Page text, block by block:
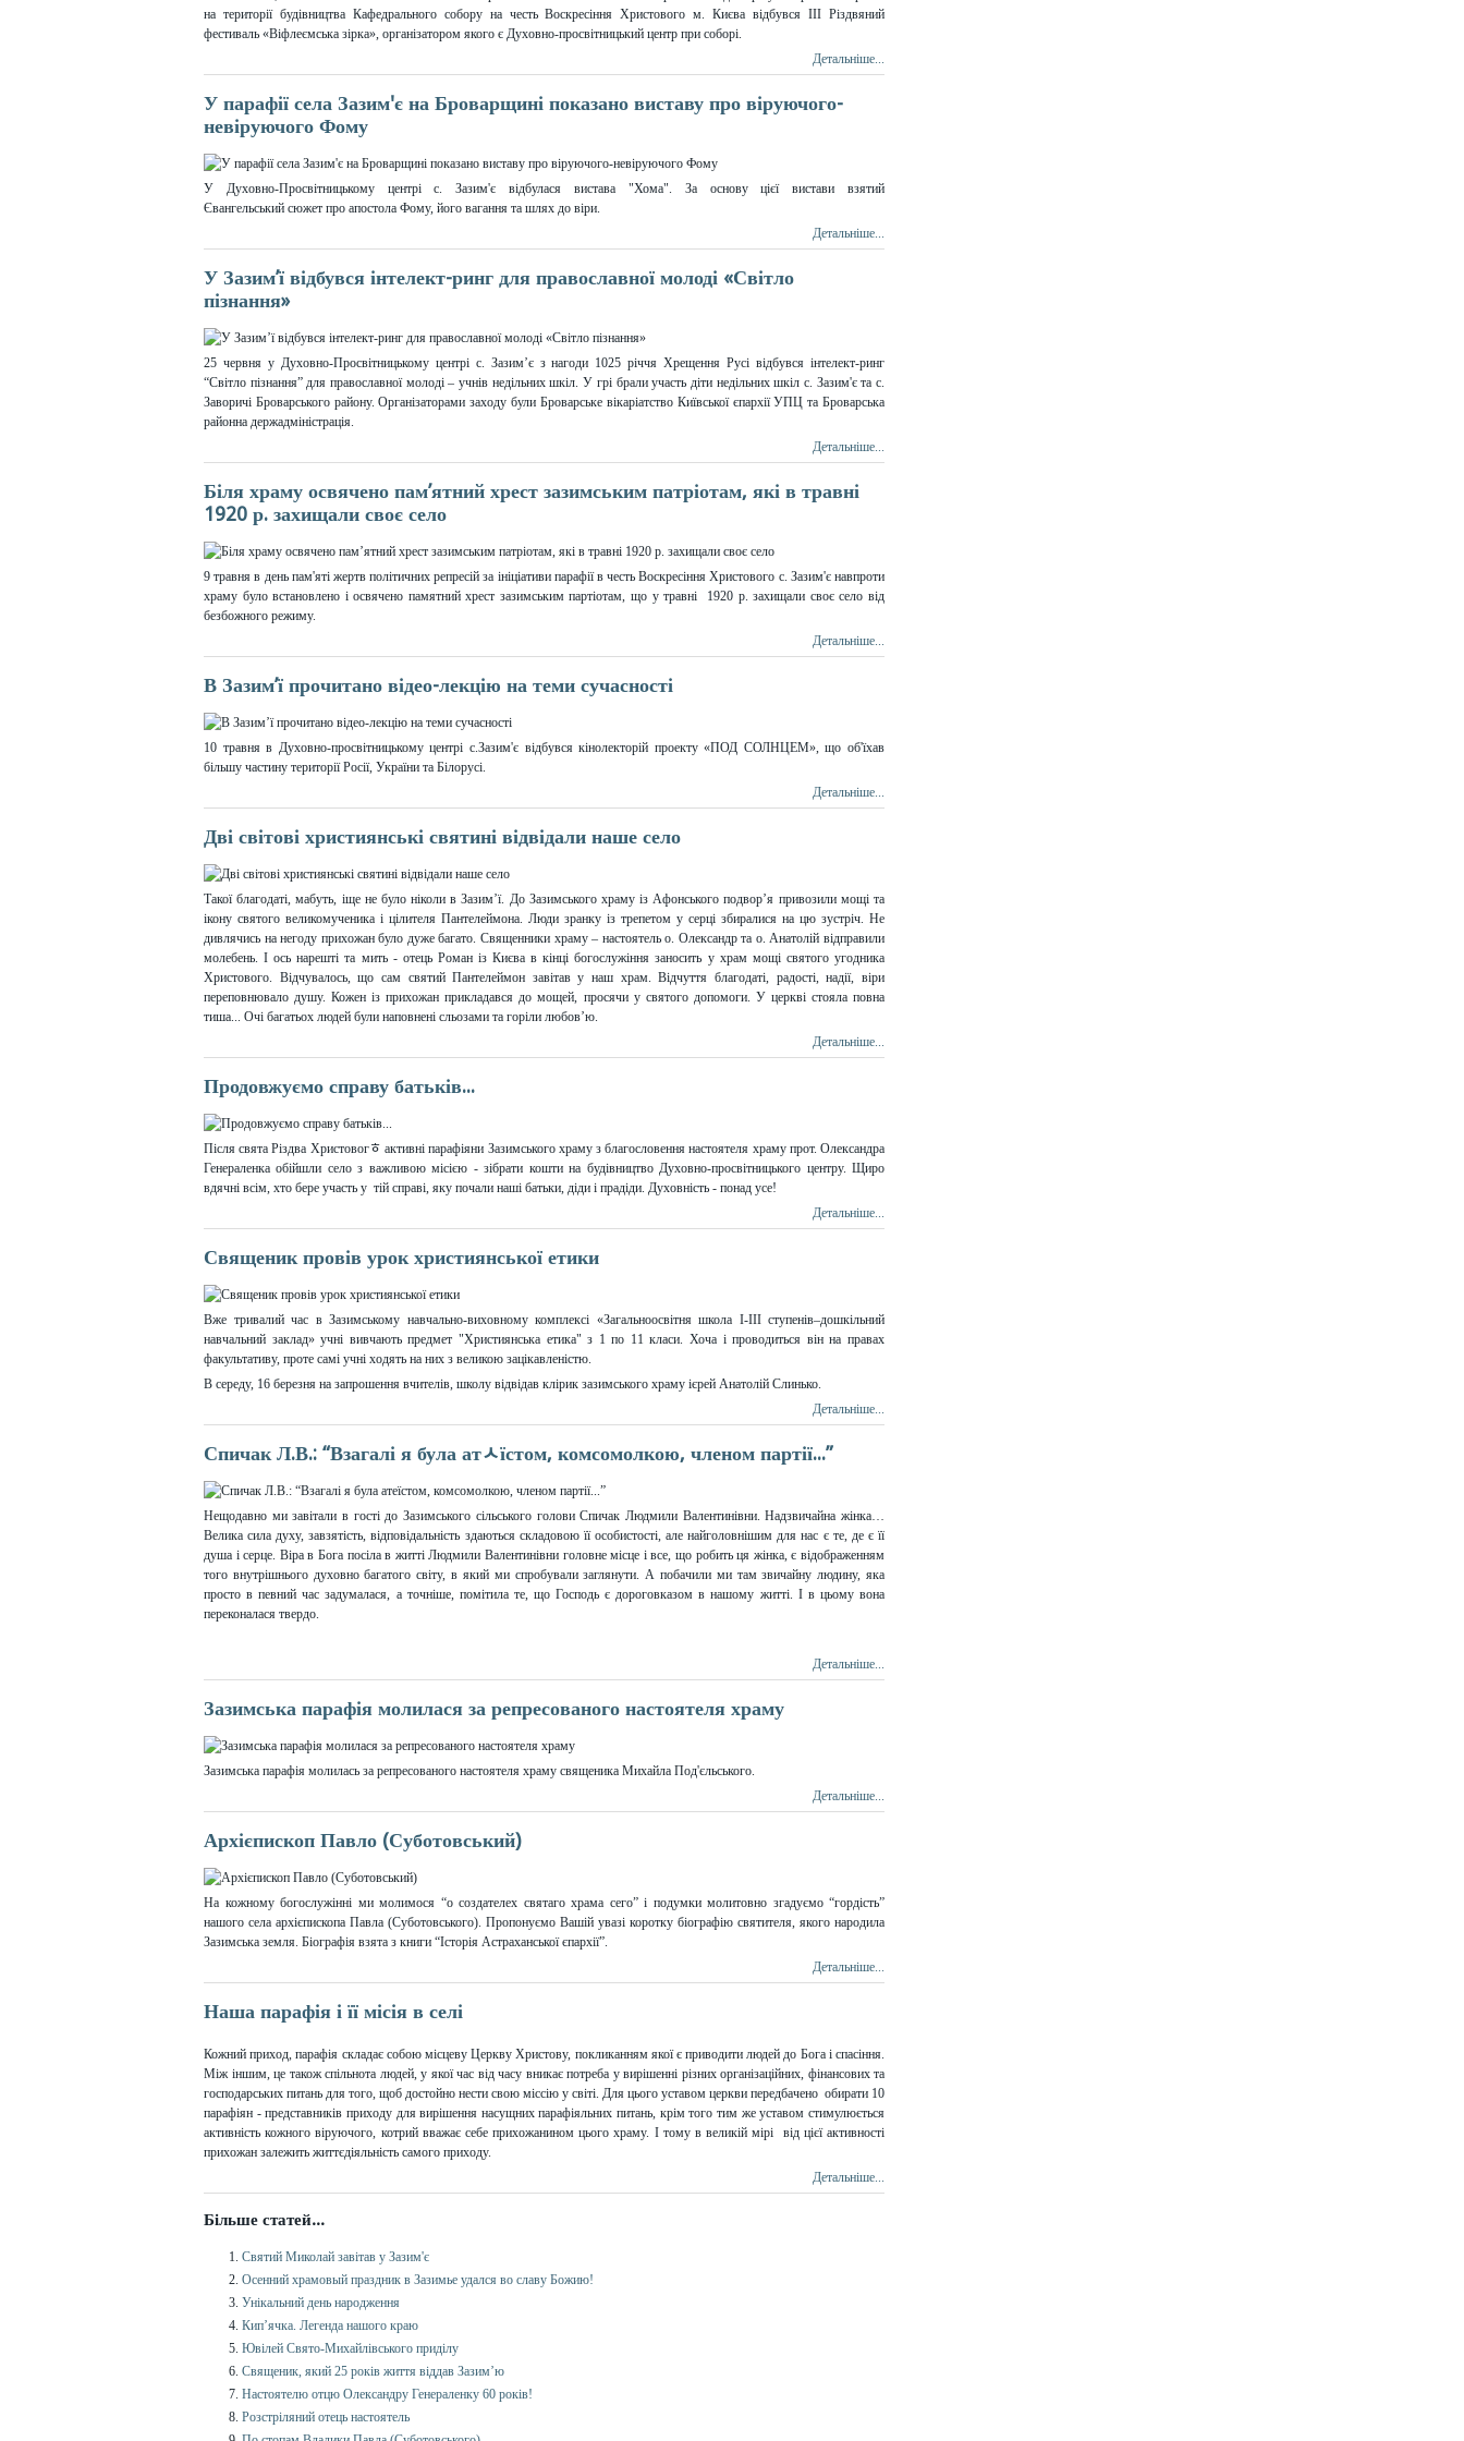
на території будівництва Кафедрального собору на честь Воскресіння Христового м. Києва відбувся ІІІ Різдвяний
фестиваль «Віфлеємська зірка», організатором якого є Духовно-просвітницький центр при соборі.
Детальніше...
У парафії села Зазим'є на Броварщині показано виставу про віруючого-
невіруючого Фому
У Духовно-Просвітницькому центрі с. Зазим'є відбулася вистава "Хома". За основу цієї вистави взятий
Євангельський сюжет про апостола Фому, його вагання та шлях до віри.
Детальніше...
У Зазим’ї відбувся інтелект-ринг для православної молоді «Світло
пізнання»
25 червня у Духовно-Просвітницькому центрі с. Зазим’є з нагоди 1025 річчя Хрещення Русі відбувся інтелект-ринг
“Світло пізнання” для православної молоді – учнів недільних шкіл. У грі брали участь діти недільних шкіл с. Зазим'є та с.
Заворичі Броварського району. Організаторами заходу були Броварське вікаріатство Київської єпархії УПЦ та Броварська
районна держадміністрація.
Детальніше...
Біля храму освячено пам’ятний хрест зазимським патріотам, які в травні
1920 р. захищали своє село
9 травня в день пам'яті жертв політичних репресій за ініціативи парафії в честь Воскресіння Христового с. Зазим'є навпроти
храму було встановлено і освячено памятний хрест зазимським партіотам, що у травні 1920 р. захищали своє село від
безбожного режиму.
Детальніше...
В Зазим’ї прочитано відео-лекцію на теми сучасності
10 травня в Духовно-просвітницькому центрі с.Зазим'є відбувся кінолекторій проекту «ПОД СОЛНЦЕМ», що об'їхав
більшу частину території Росії, України та Білорусі.
Детальніше...
Дві світові християнські святині відвідали наше село
Такої благодаті, мабуть, іще не було ніколи в Зазим’ї. До Зазимського храму із Афонського подвор’я привозили мощі та
ікону святого великомученика і цілителя Пантелеймона. Люди зранку із трепетом у серці збиралися на цю зустріч. Не
дивлячись на негоду прихожан було дуже багато. Священники храму – настоятель о. Олександр та о. Анатолій відправили
молебень. І ось нарешті та мить - отець Роман із Києва в кінці богослужіння заносить у храм мощі святого угодника
Христового. Відчувалось, що сам святий Пантелеймон завітав у наш храм. Відчуття благодаті, радості, надії, віри
переповнювало душу. Кожен із прихожан прикладався до мощей, просячи у святого допомоги. У церкві стояла повна
тиша... Очі багатьох людей були наповнені сльозами та горіли любов’ю.
Детальніше...
Продовжуємо справу батьків...
Після свята Різдва Христовогﾾ активні парафіяни Зазимського храму з благословення настоятеля храму прот. Олександра
Генераленка обійшли село з важливою місією - зібрати кошти на будівництво Духовно-просвітницького центру. Щиро
вдячні всім, хто бере участь у тій справі, яку почали наші батьки, діди і прадіди. Духовність - понад усе!
Детальніше...
Священик провів урок християнської етики
Вже тривалий час в Зазимському навчально-виховному комплексі «Загальноосвітня школа І-ІІІ ступенів–дошкільний
навчальний заклад» учні вивчають предмет "Християнська етика" з 1 по 11 класи. Хоча і проводиться він на правах
факультативу, проте самі учні ходять на них з великою зацікавленістю.
В середу, 16 березня на запрошення вчителів, школу відвідав клірик зазимського храму ієрей Анатолій Слинько.
Детальніше...
Спичак Л.В.: “Взагалі я була атﾵїстом, комсомолкою, членом партії...”
Нещодавно ми завітали в гості до Зазимського сільського голови Спичак Людмили Валентинівни. Надзвичайна жінка…
Велика сила духу, завзятість, відповідальність здаються складовою її особистості, але найголовнішим для нас є те, де є її
душа і серце. Віра в Бога посіла в житті Людмили Валентинівни головне місце і все, що робить ця жінка, є відображенням
того внутрішнього духовно багатого світу, в який ми спробували заглянути. А побачили ми там звичайну людину, яка
просто в певний час задумалася, а точніше, помітила те, що Господь є дороговказом в нашому житті. І в цьому вона
переконалася твердо.
Детальніше...
Зазимська парафія молилася за репресованого настоятеля храму
Зазимська парафія молилась за репресованого настоятеля храму священика Михайла Под'єльського.
Детальніше...
Архієпископ Павло (Суботовський)
На кожному богослужінні ми молимося “о создателех святаго храма сего” і подумки молитовно згадуємо “гордість”
нашого села архієпископа Павла (Суботовського). Пропонуємо Вашій увазі коротку біографію святителя, якого народила
Зазимська земля. Біографія взята з книги “Історія Астраханської єпархії”.
Детальніше...
Наша парафія і її місія в селі
Кожний приход, парафія складає собою місцеву Церкву Христову, покликанням якої є приводити людей до Бога і спасіння.
Між іншим, це також спільнота людей, у якої час від часу вникає потреба у вирішенні різних організаційних, фінансових та
господарських питань для того, щоб достойно нести свою міссію у світі. Для цього уставом церкви передбачено обирати 10
парафіян - представників приходу для вирішення насущних парафіяльних питань, крім того тим же уставом стимулюється
активність кожного віруючого, котрий вважає себе прихожанином цього храму. І тому в великій мірі від цієї активності
прихожан залежить життєдіяльність самого приходу.
Детальніше...
Більше статей...
Святий Миколай завітав у Зазим'є
Осенний храмовый праздник в Зазимье удался во славу Божию!
Унiкальний день народження
Кип’ячка. Легенда нашого краю
Ювілей Свято-Михайлівського приділу
Священик, який 25 років життя віддав Зазим’ю
Настоятелю отцю Олександру Генераленку 60 років!
Розстрiляний отець настоятель